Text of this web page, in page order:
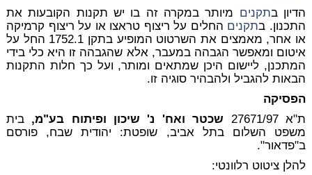
הדיון בתקנים מיותר במקרה זה בו יש תקנות הקובעות את
התכנון. בתקנים החלים על ריצוף טראצו או על ריצוף קרמיקה
או אחר, מאמצים את השרטוט המופיע בתקן 1752.1 החל על
איטום ומאפשר הגבהה במעבר, אלא שהגבהה זו היא כלי בידי
המתכנן, ליישום היכן שמתאים ומותר, ועל כך חלות התקנות
הבאות להגביל ולהבהיר סוגיה זו.
הפסיקה
ת"א 27671/97
שכטר ואח' נ' שיכון ופיתוח בע"מ,בית
משפט השלום בתל אביב, שופטת: יהודית שבח, פורסם
ב"פדאור".
להלן ציטוט רלוונטי: